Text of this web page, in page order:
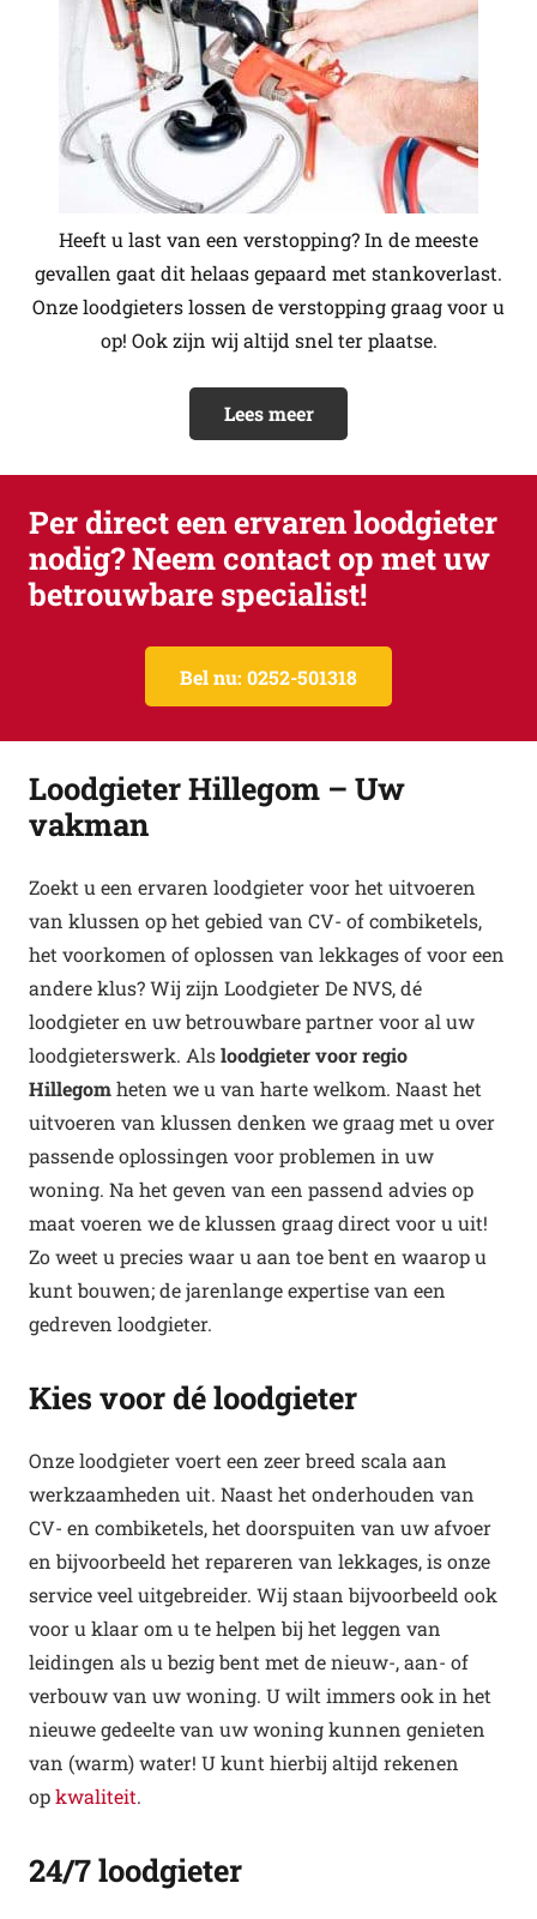
Heeft u last van een verstopping? In de meeste
gevallen gaat dit helaas gepaard met stankoverlast.
Onze loodgieters lossen de verstopping graag voor u
op! Ook zijn wij altijd snel ter plaatse.
Lees meer
Per direct een ervaren loodgieter
nodig? Neem contact op met uw
betrouwbare specialist!
Bel nu: 0252-501318
Loodgieter Hillegom – Uw
vakman
Zoekt u een ervaren loodgieter voor het uitvoeren
van klussen op het gebied van CV- of combiketels,
het voorkomen of oplossen van lekkages of voor een
andere klus? Wij zijn Loodgieter De NVS, dé
loodgieter en uw betrouwbare partner voor al uw
loodgieterswerk. Alsloodgieter voor regio
Hillegomheten we u van harte welkom. Naast het
uitvoeren van klussen denken we graag met u over
passende oplossingen voor problemen in uw
woning. Na het geven van een passend advies op
maat voeren we de klussen graag direct voor u uit!
Zo weet u precies waar u aan toe bent en waarop u
kunt bouwen; de jarenlange expertise van een
gedreven loodgieter.
Kies voor dé loodgieter
Onze loodgieter voert een zeer breed scala aan
werkzaamheden uit. Naast het onderhouden van
CV- en combiketels, het doorspuiten van uw afvoer
en bijvoorbeeld het repareren van lekkages, is onze
service veel uitgebreider. Wij staan bijvoorbeeld ook
voor u klaar om u te helpen bij het leggen van
leidingen als u bezig bent met de nieuw-, aan- of
verbouw van uw woning. U wilt immers ook in het
nieuwe gedeelte van uw woning kunnen genieten
van (warm) water! U kunt hierbij altijd rekenen
opkwaliteit.
24/7 loodgieter